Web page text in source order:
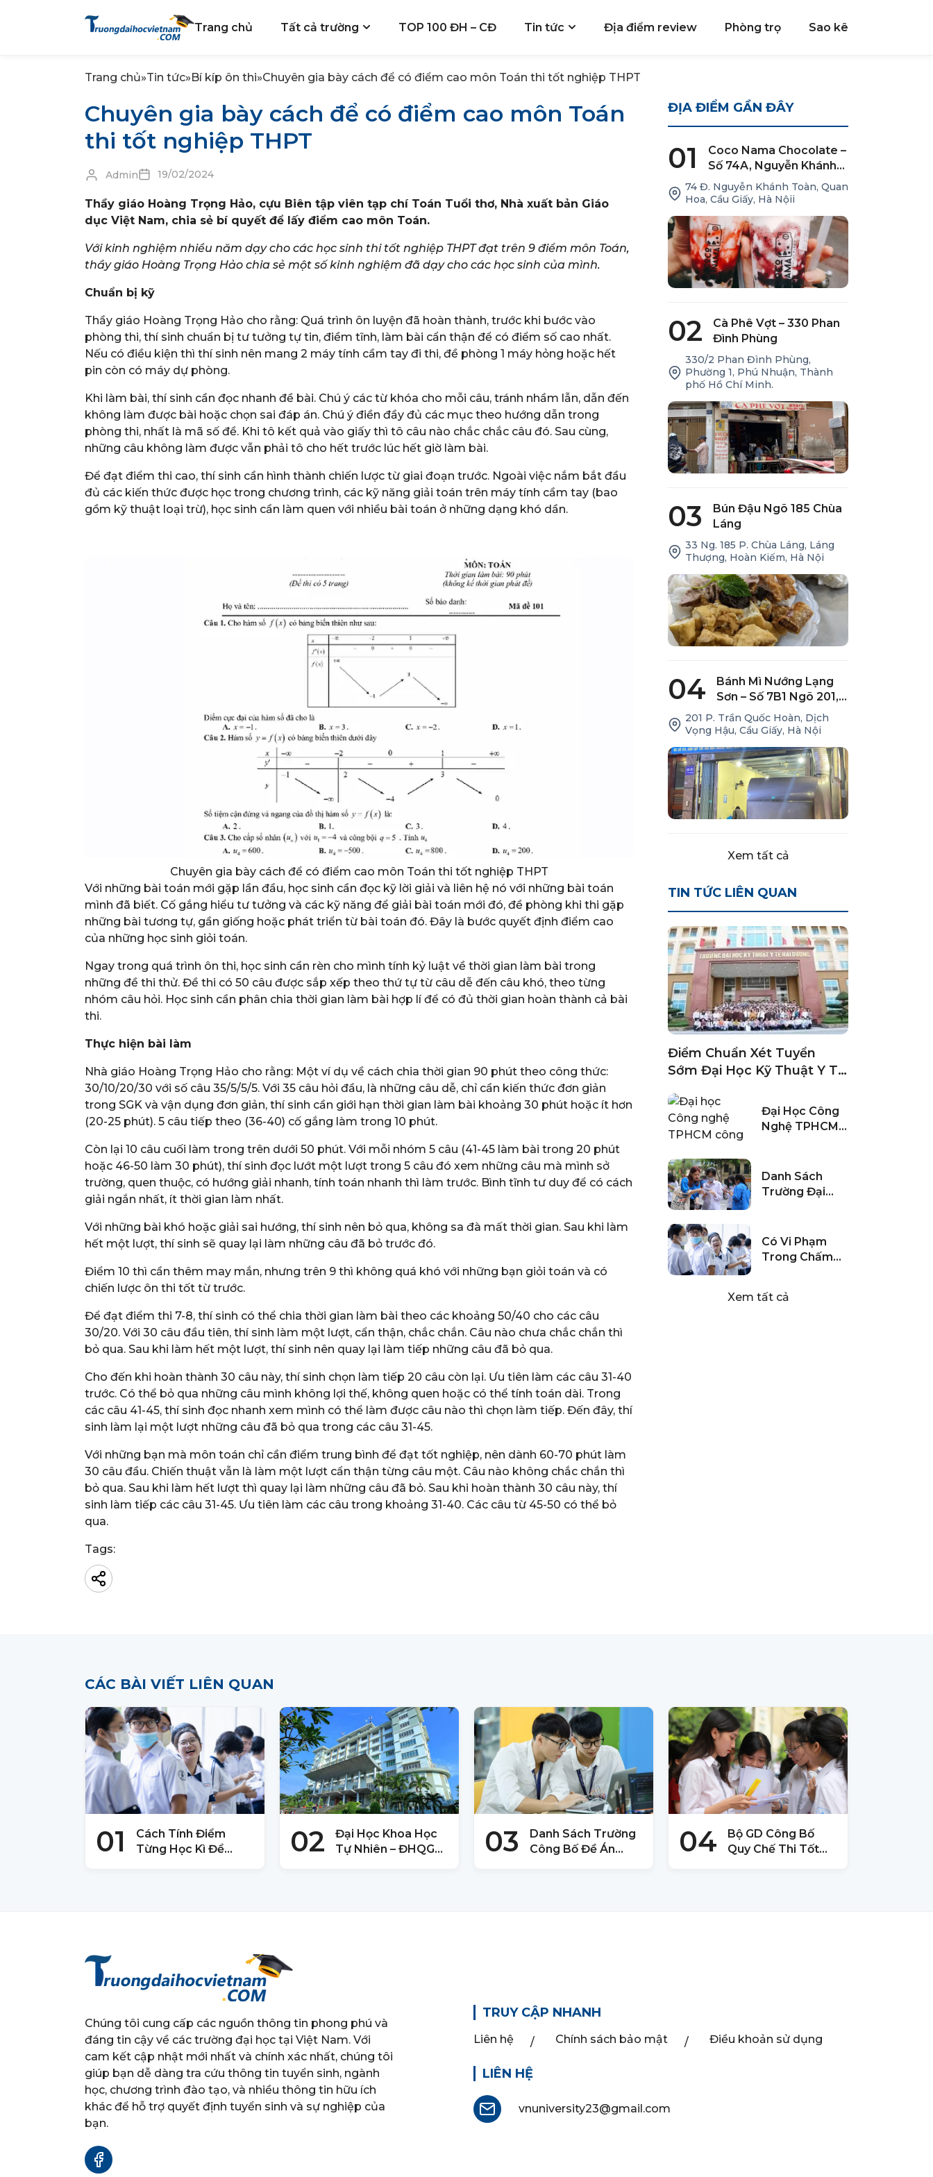
Trang chủ Tất cả trường TOP 100 ĐH – CĐ Tin tức Địa điểm review Phòng trọ Sao kê
Trang chủ»Tin tức»Bí kíp ôn thi»Chuyên gia bày cách để có điểm cao môn Toán thi tốt nghiệp THPT
Chuyên gia bày cách để có điểm cao môn Toán
thi tốt nghiệp THPT
Admin 19/02/2024
Thầy giáo Hoàng Trọng Hảo, cựu Biên tập viên tạp chí Toán Tuổi thơ, Nhà xuất bản Giáo
dục Việt Nam, chia sẻ bí quyết để lấy điểm cao môn Toán.
Với kinh nghiệm nhiều năm dạy cho các học sinh thi tốt nghiệp THPT đạt trên 9 điểm môn Toán,
thầy giáo Hoàng Trọng Hảo chia sẻ một số kinh nghiệm đã dạy cho các học sinh của mình.
Chuẩn bị kỹ
Thầy giáo Hoàng Trọng Hảo cho rằng: Quá trình ôn luyện đã hoàn thành, trước khi bước vào
phòng thi, thí sinh chuẩn bị tư tưởng tự tin, điềm tĩnh, làm bài cẩn thận để có điểm số cao nhất.
Nếu có điều kiện thì thí sinh nên mang 2 máy tính cầm tay đi thi, đề phòng 1 máy hỏng hoặc hết
pin còn có máy dự phòng.
Khi làm bài, thí sinh cần đọc nhanh đề bài. Chú ý các từ khóa cho mỗi câu, tránh nhầm lẫn, dẫn đến
không làm được bài hoặc chọn sai đáp án. Chú ý điền đầy đủ các mục theo hướng dẫn trong
phòng thi, nhất là mã số đề. Khi tô kết quả vào giấy thì tô câu nào chắc chắc câu đó. Sau cùng,
những câu không làm được vẫn phải tô cho hết trước lúc hết giờ làm bài.
Để đạt điểm thi cao, thí sinh cần hình thành chiến lược từ giai đoạn trước. Ngoài việc nắm bắt đầu
đủ các kiến thức được học trong chương trình, các kỹ năng giải toán trên máy tính cầm tay (bao
gồm kỹ thuật loại trừ), học sinh cần làm quen với nhiều bài toán ở những dạng khó dần.
Chuyên gia bày cách để có điểm cao môn Toán thi tốt nghiệp THPT
Với những bài toán mới gặp lần đầu, học sinh cần đọc kỹ lời giải và liên hệ nó với những bài toán
mình đã biết. Cố gắng hiểu tư tưởng và các kỹ năng để giải bài toán mới đó, đề phòng khi thi gặp
những bài tương tự, gần giống hoặc phát triển từ bài toán đó. Đây là bước quyết định điểm cao
của những học sinh giỏi toán.
Ngay trong quá trình ôn thi, học sinh cần rèn cho mình tính kỷ luật về thời gian làm bài trong
những đề thi thử. Đề thi có 50 câu được sắp xếp theo thứ tự từ câu dễ đến câu khó, theo từng
nhóm câu hỏi. Học sinh cần phân chia thời gian làm bài hợp lí để có đủ thời gian hoàn thành cả bài
thi.
Thực hiện bài làm
Nhà giáo Hoàng Trọng Hảo cho rằng: Một ví dụ về cách chia thời gian 90 phút theo công thức:
30/10/20/30 với số câu 35/5/5/5. Với 35 câu hỏi đầu, là những câu dễ, chỉ cần kiến thức đơn giản
trong SGK và vận dụng đơn giản, thí sinh cần giới hạn thời gian làm bài khoảng 30 phút hoặc ít hơn
(20-25 phút). 5 câu tiếp theo (36-40) cố gắng làm trong 10 phút.
Còn lại 10 câu cuối làm trong trên dưới 50 phút. Với mỗi nhóm 5 câu (41-45 làm bài trong 20 phút
hoặc 46-50 làm 30 phút), thí sinh đọc lướt một lượt trong 5 câu đó xem những câu mà mình sở
trường, quen thuộc, có hướng giải nhanh, tính toán nhanh thì làm trước. Bình tĩnh tư duy để có cách
giải ngắn nhất, ít thời gian làm nhất.
Với những bài khó hoặc giải sai hướng, thí sinh nên bỏ qua, không sa đà mất thời gian. Sau khi làm
hết một lượt, thí sinh sẽ quay lại làm những câu đã bỏ trước đó.
Điểm 10 thì cần thêm may mắn, nhưng trên 9 thì không quá khó với những bạn giỏi toán và có
chiến lược ôn thi tốt từ trước.
Để đạt điểm thi 7-8, thí sinh có thể chia thời gian làm bài theo các khoảng 50/40 cho các câu
30/20. Với 30 câu đầu tiên, thí sinh làm một lượt, cẩn thận, chắc chắn. Câu nào chưa chắc chắn thì
bỏ qua. Sau khi làm hết một lượt, thí sinh nên quay lại làm tiếp những câu đã bỏ qua.
Cho đến khi hoàn thành 30 câu này, thí sinh chọn làm tiếp 20 câu còn lại. Ưu tiên làm các câu 31-40
trước. Có thể bỏ qua những câu mình không lợi thế, không quen hoặc có thể tính toán dài. Trong
các câu 41-45, thí sinh đọc nhanh xem mình có thể làm được câu nào thì chọn làm tiếp. Đến đây, thí
sinh làm lại một lượt những câu đã bỏ qua trong các câu 31-45.
Với những bạn mà môn toán chỉ cần điểm trung bình để đạt tốt nghiệp, nên dành 60-70 phút làm
30 câu đầu. Chiến thuật vẫn là làm một lượt cẩn thận từng câu một. Câu nào không chắc chắn thì
bỏ qua. Sau khi làm hết lượt thì quay lại làm những câu đã bỏ. Sau khi hoàn thành 30 câu này, thí
sinh làm tiếp các câu 31-45. Ưu tiên làm các câu trong khoảng 31-40. Các câu từ 45-50 có thể bỏ
qua.
Tags:
ĐỊA ĐIỂM GẦN ĐÂY
01
Coco Nama Chocolate –
Số 74A, Nguyễn Khánh
Toàn
74 Đ. Nguyễn Khánh Toàn, Quan
Hoa, Cầu Giấy, Hà Nộii
02
Cà Phê Vợt – 330 Phan
Đình Phùng
330/2 Phan Đình Phùng,
Phường 1, Phú Nhuận, Thành
phố Hồ Chí Minh.
03
Bún Đậu Ngõ 185 Chùa
Láng
33 Ng. 185 P. Chùa Láng, Láng
Thượng, Hoàn Kiếm, Hà Nội
04
Bánh Mì Nướng Lạng
Sơn – Số 7B1 Ngõ 201,
Trần Quốc Hoàn
201 P. Trần Quốc Hoàn, Dịch
Vọng Hậu, Cầu Giấy, Hà Nội
Xem tất cả
TIN TỨC LIÊN QUAN
Điểm Chuẩn Xét Tuyển
Sớm Đại Học Kỹ Thuật Y Tế
Đại Học Công
Nghệ TPHCM
Đợt 2 Năm
2024
Danh Sách
Trường Đại
Có Vi Phạm
Trong Chấm
2024
Xem tất cả
CÁC BÀI VIẾT LIÊN QUAN
01
Cách Tính Điểm
Từng Học Kì Để
02
Đại Học Khoa Học
Tự Nhiên – ĐHQG
03
Danh Sách Trường
Công Bố Đề Án
04
Bộ GD Công Bố
Quy Chế Thi Tốt
Chúng tôi cung cấp các nguồn thông tin phong phú và
đáng tin cậy về các trường đại học tại Việt Nam. Với
cam kết cập nhật mới nhất và chính xác nhất, chúng tôi
giúp bạn dễ dàng tra cứu thông tin tuyển sinh, ngành
học, chương trình đào tạo, và nhiều thông tin hữu ích
khác để hỗ trợ quyết định tuyển sinh và sự nghiệp của
bạn.
TRUY CẬP NHANH
Liên hệ Chính sách bảo mật Điều khoản sử dụng
LIÊN HỆ
vnuniversity23@gmail.com